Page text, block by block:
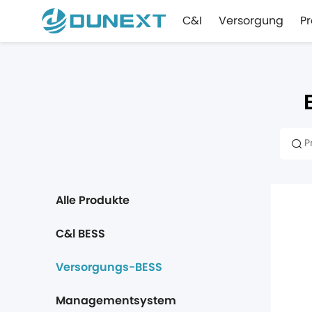
C&I Versorgung
Alle Produkte
C&l BESS
Versorgungs-BESS
Managementsystem